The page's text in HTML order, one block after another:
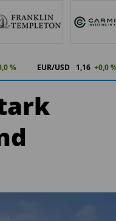
% EUR/USD 1,16 +0,0